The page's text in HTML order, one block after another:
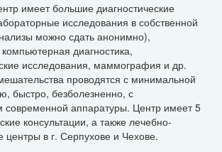
имеет большие диагностические
исследования в собственной
можно сдать анонимно),
компьютерная диагностика,
исследования, маммография и др.
проводятся с минимальной
быстро, безболезненно, с
современной аппаратуры. Центр имеет 5
консультации, а также лечебно-
центры в г. Серпухове и Чехове.